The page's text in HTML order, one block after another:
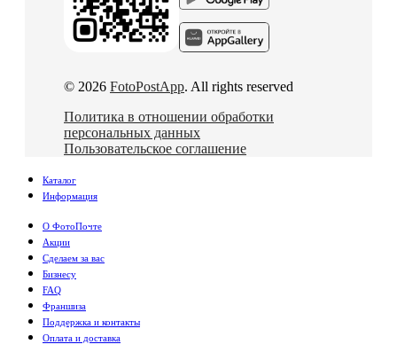
© 2026 FotoPostApp. All rights reserved
Политика в отношении обработки
персональных данных
Пользовательское соглашение
Каталог
Информация
О ФотоПочте
Акции
Сделаем за вас
Бизнесу
FAQ
Франшиза
Поддержка и контакты
Оплата и доставка